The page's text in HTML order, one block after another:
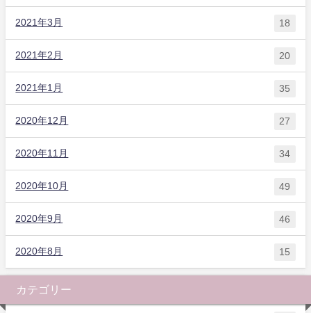
2021年3月 18
2021年2月 20
2021年1月 35
2020年12月 27
2020年11月 34
2020年10月 49
2020年9月 46
2020年8月 15
カテゴリー